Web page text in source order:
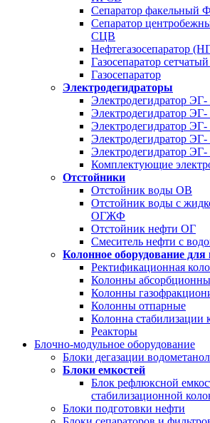
Сепаратор факельный
Сепаратор
СЦВ
Нефтегазосепаратор
Газосепаратор
Газосепаратор
Электродегидраторы
Электродегидратор ЭГ-
Электродегидратор ЭГ-
Электродегидратор ЭГ-
Электродегидратор ЭГ-
Электродегидратор ЭГ-
Комплектующие
Отстойники
Отстойник воды ОВ
Отстойник воды с
ОГЖФ
Отстойник нефти ОГ
Смеситель нефти с
Колонное оборудование для
Ректификационная
Колонны
Колонны
Колонны отпарные
Колонна стабилизации
Реакторы
Блочно-модульное оборудование
Блоки дегазации
Блоки емкостей
Блок рефлюксной
стабилизационной
Блоки подготовки нефти